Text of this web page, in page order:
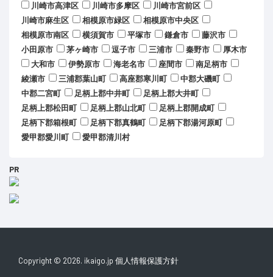
川崎市高津区
川崎市多摩区
川崎市宮前区
川崎市麻生区
相模原市緑区
相模原市中央区
相模原市南区
横須賀市 平塚市 鎌倉市
藤沢市
小田原市
茅ヶ崎市 逗子市 三浦市 秦野市
厚木市
大和市
伊勢原市 海老名市 座間市
南足柄市
綾瀬市
三浦郡葉山町 高座郡寒川町
中郡大磯町
中郡二宮町
足柄上郡中井町
足柄上郡大井町
足柄上郡松田町
足柄上郡山北町
足柄上郡開成町
足柄下郡箱根町
足柄下郡真鶴町
足柄下郡湯河原町
愛甲郡愛川町
愛甲郡清川村
PR
Copyright © 2026. ikaigo.jp 個人情報保護方針